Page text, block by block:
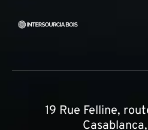
19 Rue Felline,